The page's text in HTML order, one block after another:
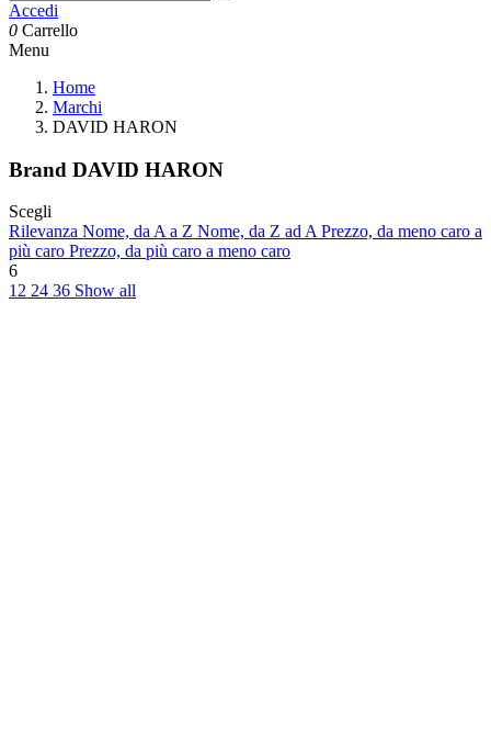
Accedi
0 Carrello
Menu
Home
Marchi
DAVID HARON
Brand DAVID HARON
Scegli
Rilevanza Nome, da A a Z Nome, da Z ad APrezzo, da meno caro a
più caro Prezzo, da più caro a meno caro
6
12 24 36 Show all